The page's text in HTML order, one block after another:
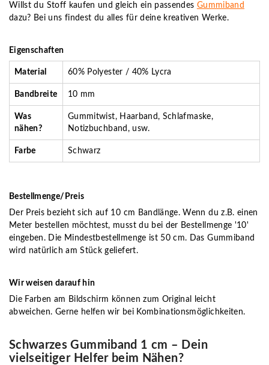
Willst du Stoff kaufen und gleich ein passendes Gummiband
dazu? Bei uns findest du alles für deine kreativen Werke.
Eigenschaften
Material 60% Polyester / 40% Lycra
Bandbreite 10 mm
Was
nähen?
Gummitwist, Haarband, Schlafmaske,
Notizbuchband, usw.
Farbe Schwarz
Bestellmenge/Preis
Der Preis bezieht sich auf 10 cm Bandlänge. Wenn du z.B. einen
Meter bestellen möchtest, musst du bei der Bestellmenge '10'
eingeben. Die Mindestbestellmenge ist 50 cm. Das Gummiband
wird natürlich am Stück geliefert.
Wir weisen darauf hin
Die Farben am Bildschirm können zum Original leicht
abweichen. Gerne helfen wir bei Kombinationsmöglichkeiten.
Schwarzes Gummiband 1 cm – Dein
vielseitiger Helfer beim Nähen?